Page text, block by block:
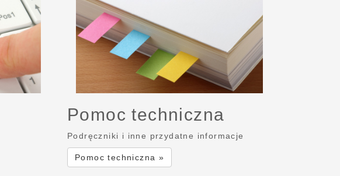
Pomoc techniczna
Podręczniki i inne przydatne informacje
Pomoc techniczna »